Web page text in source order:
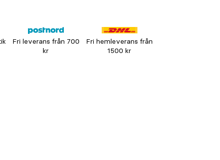
Fri leverans från 700
kr
Fri hemleverans från
1500 kr